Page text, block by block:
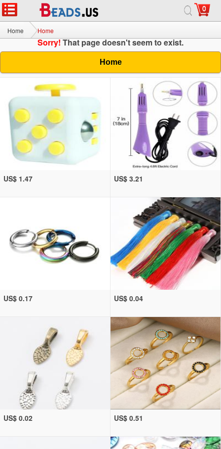
0
Home Home
Sorry!That page doesn't seem to exist.
Home
US$ 1.47 US$ 3.21
US$ 0.17 US$ 0.04
US$ 0.02 US$ 0.51